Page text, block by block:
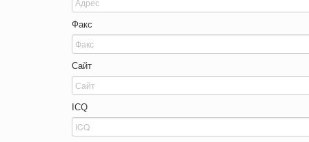
Факс
Сайт
ICQ